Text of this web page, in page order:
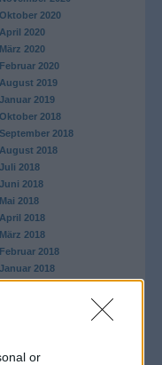
or
Oktober 2020
April 2020
März 2020
Februar 2020
August 2019
Januar 2019
Oktober 2018
September 2018
August 2018
Juli 2018
Juni 2018
Mai 2018
April 2018
März 2018
Februar 2018
Januar 2018
2017
August 2017